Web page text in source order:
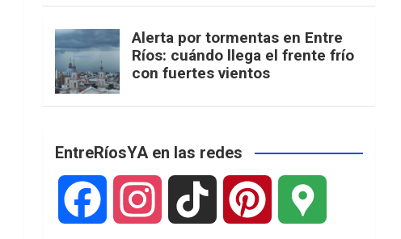
Alerta por tormentas en Entre
Ríos: cuándo llega el frente frío
con fuertes vientos
EntreRíosYA en las redes